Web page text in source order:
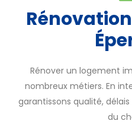
Rénover un logement
nombreux métiers. En
garantissons qualité,
du